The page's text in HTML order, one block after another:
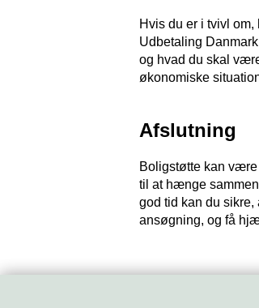
Hvis du er i tvivl
Udbetaling
og hvad du skal
økonomiske
Afslutning
Boligstøtte kan
til at hænge
god tid kan du sikre,
ansøgning, og få